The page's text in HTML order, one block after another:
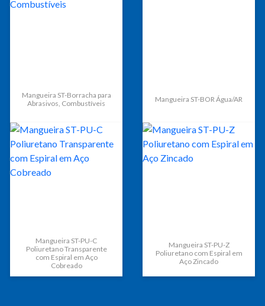
Mangueira ST-Borracha para
Abrasivos, Combustíveis
Mangueira ST-BOR Água/AR
Mangueira ST-PU-C
Poliuretano Transparente
com Espiral em Aço
Cobreado
Mangueira ST-PU-Z
Poliuretano com Espiral em
Aço Zincado